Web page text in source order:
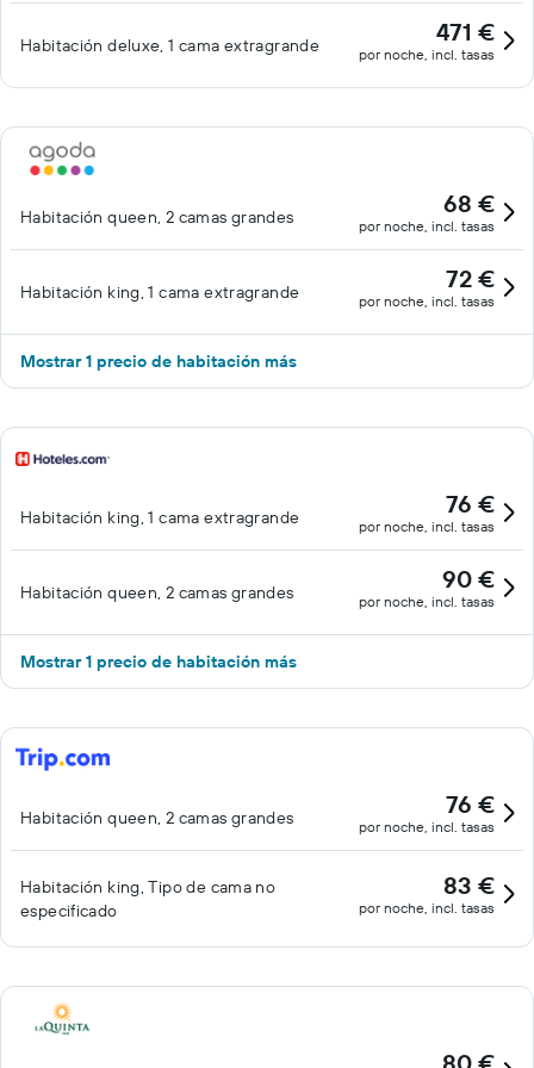
Habitación deluxe, 1 cama extragrande 471 €
por noche, incl. tasas
Habitación queen, 2 camas grandes 68 €
por noche, incl. tasas
Habitación king, 1 cama extragrande 72 €
por noche, incl. tasas
Mostrar 1 precio de habitación más
Habitación king, 1 cama extragrande 76 €
por noche, incl. tasas
Habitación queen, 2 camas grandes 90 €
por noche, incl. tasas
Mostrar 1 precio de habitación más
Habitación queen, 2 camas grandes 76 €
por noche, incl. tasas
Habitación king, Tipo de cama no
especificado
83 €
por noche, incl. tasas